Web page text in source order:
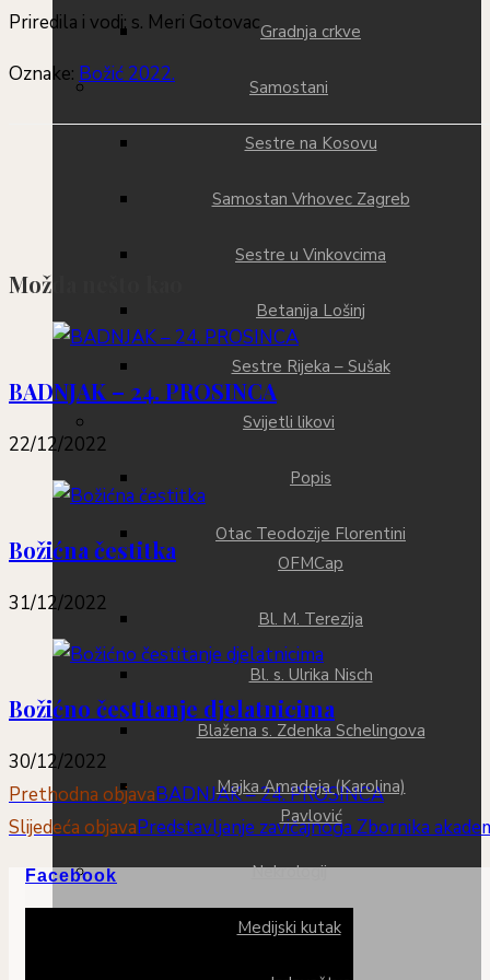
Gradnja crkve
Samostani
Sestre na Kosovu
Samostan Vrhovec Zagreb
Sestre u Vinkovcima
Betanija Lošinj
Sestre Rijeka – Sušak
Svijetli likovi
Popis
Otac Teodozije Florentini
OFMCap
Bl. M. Terezija
Bl. s. Ulrika Nisch
Blažena s. Zdenka Schelingova
Majka Amadeja (Karolina)
Pavlović
Nekrologij
Medijski kutak
Priredila i vodi: s. Meri Gotovac
Oznake: Božić 2022.
Možda nešto kao
BADNJAK – 24. PROSINCA
22/12/2022
Božićna čestitka
31/12/2022
Božićno čestitanje djelatnicima
30/12/2022
Prethodna objavaBADNJAK – 24. PROSINCA
Slijedeća objavaPredstavljanje zavičajnoga Zbornika
Facebook